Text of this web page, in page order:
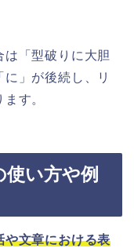
「型破りに大胆
」が後続し、リ
す。
使い方や例
や文章における表